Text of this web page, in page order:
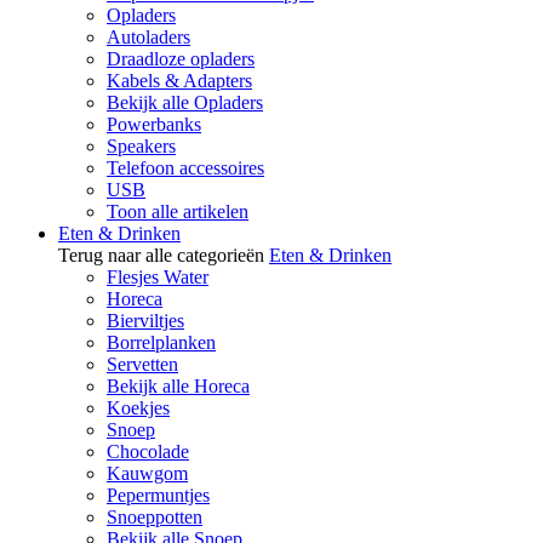
Opladers
Autoladers
Draadloze opladers
Kabels & Adapters
Bekijk alle Opladers
Powerbanks
Speakers
Telefoon accessoires
USB
Toon alle artikelen
Eten & Drinken
Terug naar alle categorieën Eten & Drinken
Flesjes Water
Horeca
Bierviltjes
Borrelplanken
Servetten
Bekijk alle Horeca
Koekjes
Snoep
Chocolade
Kauwgom
Pepermuntjes
Snoeppotten
Bekijk alle Snoep